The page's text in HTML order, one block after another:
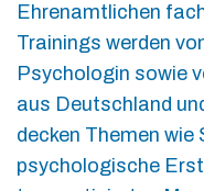
Ehrenamtlichen
Trainings werden
Psychologin sowie
aus Deutschland
decken Themen
psychologische